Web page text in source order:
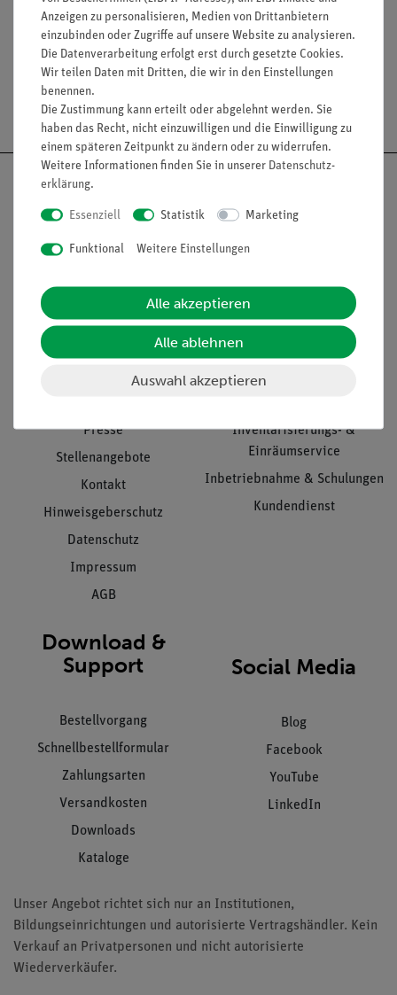
Media / Downloads
Versandkostenfrei ab 300,- €
Informationen
Unternehmen
Presse
Stellenangebote
Kontakt
Hinweisgeberschutz
Datenschutz
Impressum
AGB
Service
Übersicht Service
Inventarisierungs- &
Einräumservice
Inbetriebnahme & Schulungen
Kundendienst
Download &
Support
Bestellvorgang
Schnellbestellformular
Zahlungsarten
Versandkosten
Downloads
Kataloge
Social Media
Blog
Facebook
YouTube
LinkedIn
Unser Angebot richtet sich nur an Institutionen,
Bildungseinrichtungen und autorisierte Vertragshändler. Kein
Verkauf an Privatpersonen und nicht autorisierte
Wiederverkäufer.
Anzeigen zu personalisieren, Medien von Drittanbietern
einzubinden oder Zugriffe auf unsere Website zu analysieren.
Die Datenverarbeitung erfolgt erst durch gesetzte Cookies.
Wir teilen Daten mit Dritten, die wir in den Einstellungen
benennen.
Die Zustimmung kann erteilt oder abgelehnt werden. Sie
haben das Recht, nicht einzuwilligen und die Einwilligung zu
einem späteren Zeitpunkt zu ändern oder zu widerrufen.
Weitere Informationen finden Sie in unserer Daten­schutz­
erklärung.
Essenziell Statistik Marketing
Funktional Weitere Einstellungen
Alle akzeptieren
Alle ablehnen
Auswahl akzeptieren